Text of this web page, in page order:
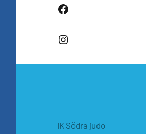
Facebook
Instagram
IK Södra judo